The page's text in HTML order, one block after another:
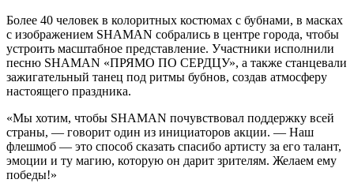
Более 40 человек в колоритных костюмах с бубнами, в масках
с изображением SHAMAN собрались в центре города, чтобы
устроить масштабное представление. Участники исполнили
песню SHAMAN «ПРЯМО ПО СЕРДЦУ», а также станцевали
зажигательный танец под ритмы бубнов, создав атмосферу
настоящего праздника.
«Мы хотим, чтобы SHAMAN почувствовал поддержку всей
страны, — говорит один из инициаторов акции. — Наш
флешмоб — это способ сказать спасибо артисту за его талант,
эмоции и ту магию, которую он дарит зрителям. Желаем ему
победы!»